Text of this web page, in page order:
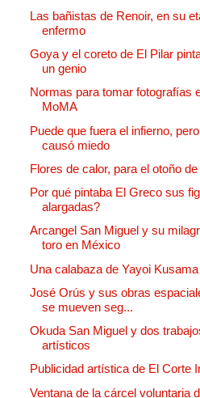
Las bañistas de Renoir, en su
enfermo
Goya y el coreto de El Pilar
un genio
Normas para tomar fotografías
MoMA
Puede que fuera el infierno,
causó miedo
Flores de calor, para el otoño
Por qué pintaba El Greco sus
alargadas?
Arcangel San Miguel y su
toro en México
Una calabaza de Yayoi Kusama
José Orús y sus obras
se mueven seg...
Okuda San Miguel y dos
artísticos
Publicidad artística de El Corte
Ventana de la cárcel voluntaria